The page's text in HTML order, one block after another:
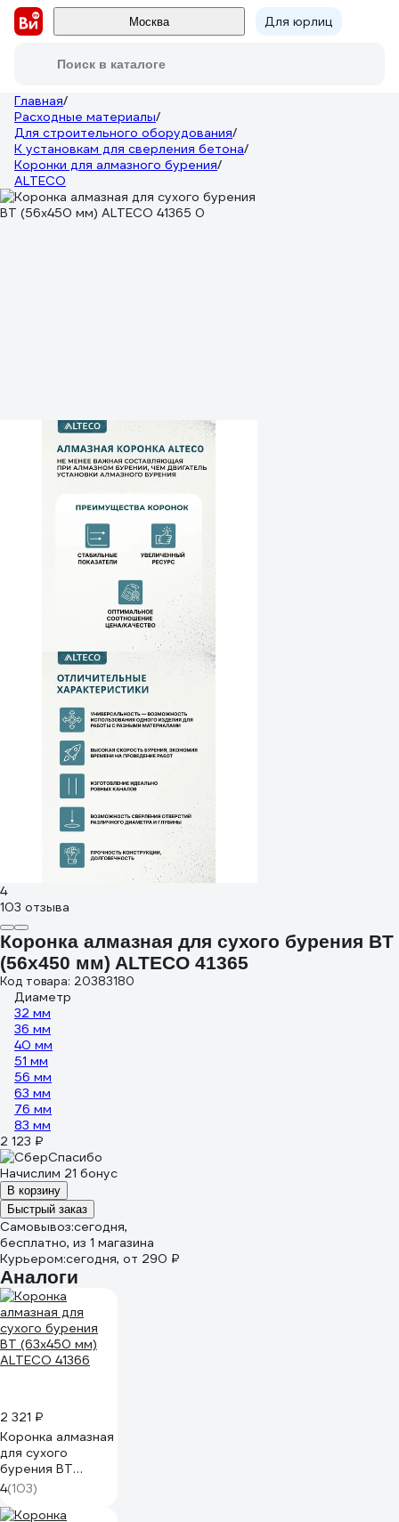
Москва Для юрлиц
Поиск в каталоге
Главная/
Расходные материалы/
Для строительного оборудования/
К установкам для сверления бетона/
Коронки для алмазного бурения/
ALTECO
4
103 отзыва
Коронка алмазная для сухого бурения BT
(56х450 мм) ALTECO 41365
Код товара: 20383180
Диаметр
32 мм
36 мм
40 мм
51 мм
56 мм
63 мм
76 мм
83 мм
2 123 ₽
Начислим 21 бонус
В корзину
Быстрый заказ
Самовывоз:сегодня,
бесплатно, из 1 магазина
Курьером:сегодня, от 290 ₽
Аналоги
2 321 ₽
Коронка алмазная
для сухого
бурения BT
(63х450 мм)
ALTECO 41366
4(103)